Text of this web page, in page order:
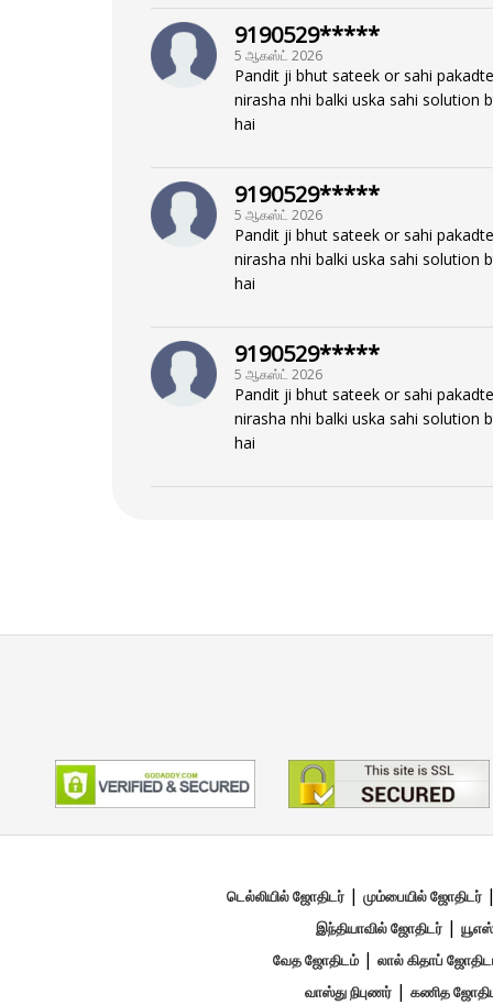
Vedic, Vastu, Numerology,
9190529*****
5 ஆகஸ்ட் 2026
Pandit ji bhut sateek or sahi
nirasha nhi balki uska sahi solution
hai
9190529*****
5 ஆகஸ்ட் 2026
Pandit ji bhut sateek or sahi
nirasha nhi balki uska sahi solution
hai
9190529*****
5 ஆகஸ்ட் 2026
Pandit ji bhut sateek or sahi
nirasha nhi balki uska sahi solution
hai
டெல்லியில் ஜோதிடர்| மும்பையில் ஜோதிடர்|
இந்தியாவில் ஜோதிடர்|
வேத ஜோதிடம்| லால் கிதாப்
வாஸ்து நிபுணர் | கணித